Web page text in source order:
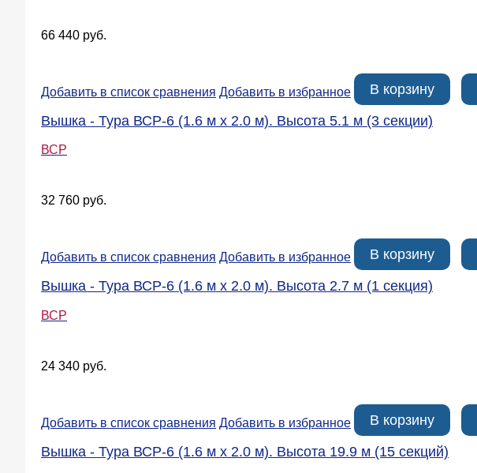
66 440 руб.
Добавить в список сравнения Добавить в избранное В корзину
Вышка - Тура ВСР-6 (1.6 м х 2.0 м). Высота 5.1 м (3 секции)
ВСР
32 760 руб.
Добавить в список сравнения Добавить в избранное В корзину
Вышка - Тура ВСР-6 (1.6 м х 2.0 м). Высота 2.7 м (1 секция)
ВСР
24 340 руб.
Добавить в список сравнения Добавить в избранное В корзину
Вышка - Тура ВСР-6 (1.6 м х 2.0 м). Высота 19.9 м (15 секций)